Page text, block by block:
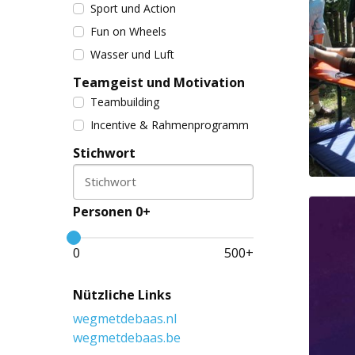
Sport und Action
Fun on Wheels
Wasser und Luft
Teamgeist und Motivation
Teambuilding
Incentive & Rahmenprogramm
Stichwort
Stichwort
Personen 0+
0 500+
Nützliche Links
wegmetdebaas.nl
wegmetdebaas.be